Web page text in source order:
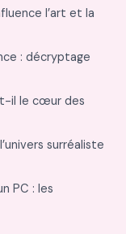
l’art et la
: décryptage
il le cœur des
surréaliste
PC : les